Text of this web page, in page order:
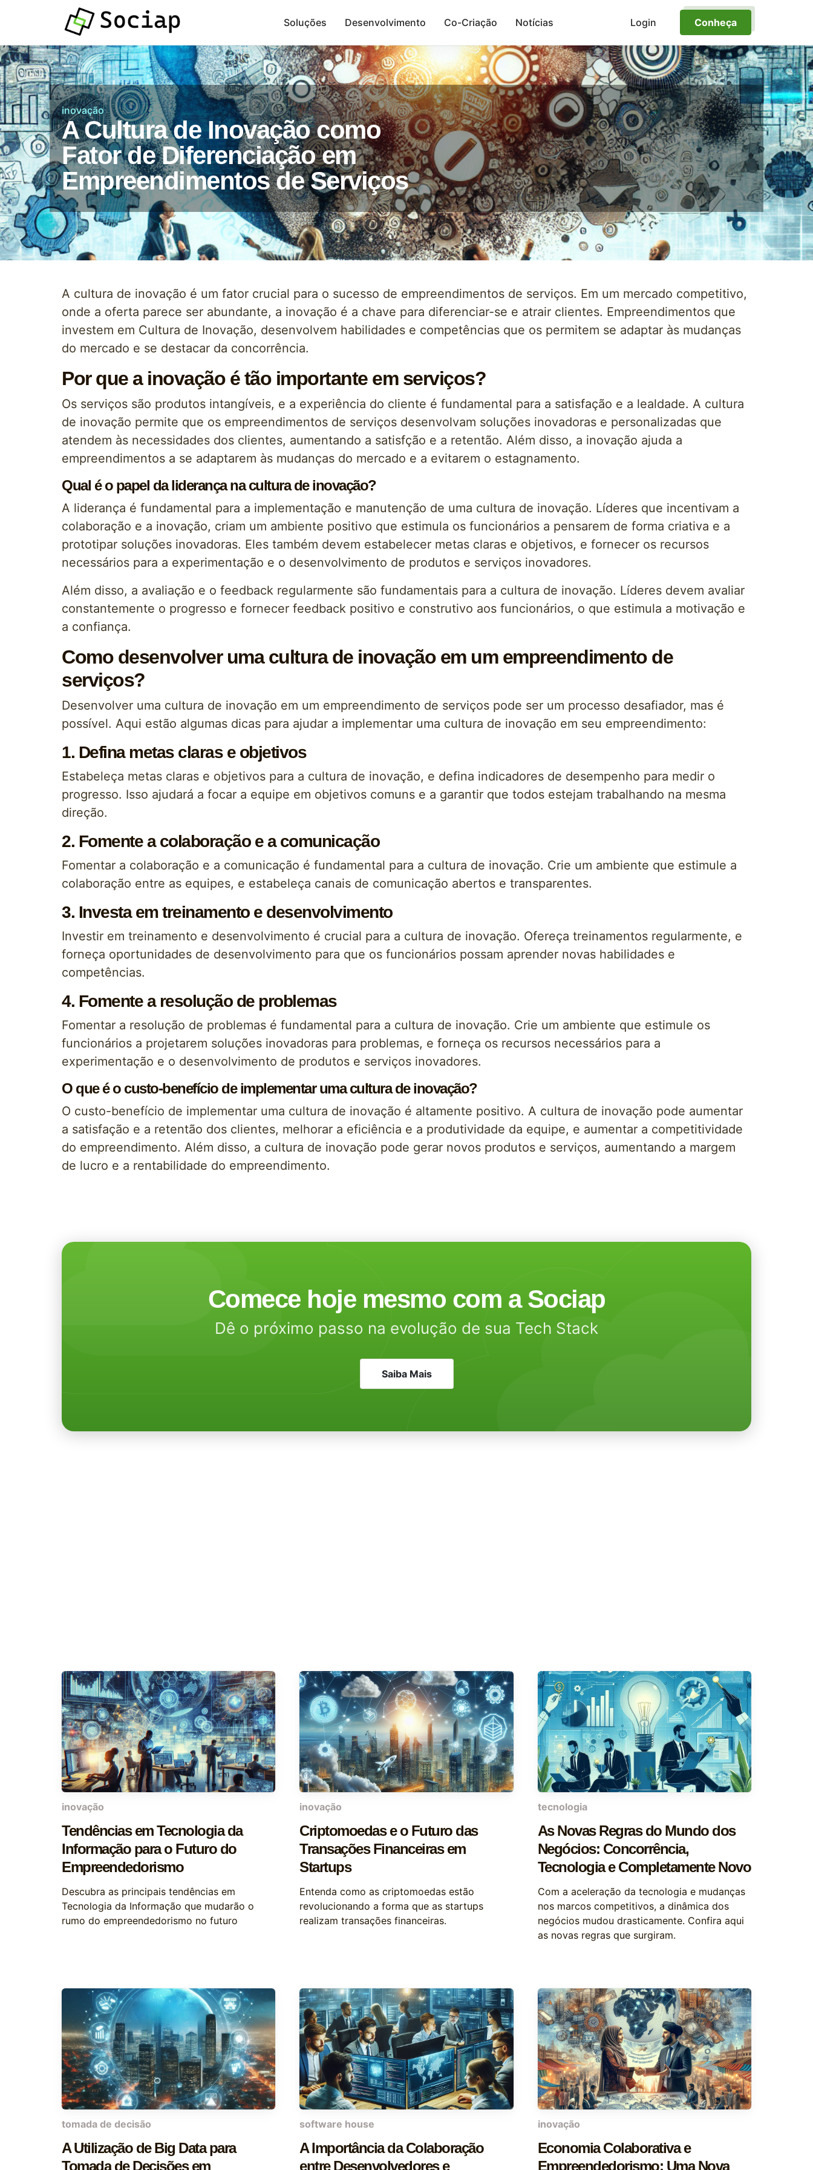
Soluções
Atendimento por
Whatsapp
Presença Digital
Desenvolvimento Co-Criação Notícias Login Conheça
inovação
A Cultura de Inovação como
Fator de Diferenciação em
Empreendimentos de Serviços
A cultura de inovação é um fator crucial para o sucesso de empreendimentos de serviços. Em um mercado competitivo,
onde a oferta parece ser abundante, a inovação é a chave para diferenciar-se e atrair clientes. Empreendimentos que
investem em Cultura de Inovação, desenvolvem habilidades e competências que os permitem se adaptar às mudanças
do mercado e se destacar da concorrência.
Por que a inovação é tão importante em serviços?
Os serviços são produtos intangíveis, e a experiência do cliente é fundamental para a satisfação e a lealdade. A cultura
de inovação permite que os empreendimentos de serviços desenvolvam soluções inovadoras e personalizadas que
atendem às necessidades dos clientes, aumentando a satisfção e a retentão. Além disso, a inovação ajuda a
empreendimentos a se adaptarem às mudanças do mercado e a evitarem o estagnamento.
Qual é o papel da liderança na cultura de inovação?
A liderança é fundamental para a implementação e manutenção de uma cultura de inovação. Líderes que incentivam a
colaboração e a inovação, criam um ambiente positivo que estimula os funcionários a pensarem de forma criativa e a
prototipar soluções inovadoras. Eles também devem estabelecer metas claras e objetivos, e fornecer os recursos
necessários para a experimentação e o desenvolvimento de produtos e serviços inovadores.
Além disso, a avaliação e o feedback regularmente são fundamentais para a cultura de inovação. Líderes devem avaliar
constantemente o progresso e fornecer feedback positivo e construtivo aos funcionários, o que estimula a motivação e
a confiança.
Como desenvolver uma cultura de inovação em um empreendimento de
serviços?
Desenvolver uma cultura de inovação em um empreendimento de serviços pode ser um processo desafiador, mas é
possível. Aqui estão algumas dicas para ajudar a implementar uma cultura de inovação em seu empreendimento:
1. Defina metas claras e objetivos
Estabeleça metas claras e objetivos para a cultura de inovação, e defina indicadores de desempenho para medir o
progresso. Isso ajudará a focar a equipe em objetivos comuns e a garantir que todos estejam trabalhando na mesma
direção.
2. Fomente a colaboração e a comunicação
Fomentar a colaboração e a comunicação é fundamental para a cultura de inovação. Crie um ambiente que estimule a
colaboração entre as equipes, e estabeleça canais de comunicação abertos e transparentes.
3. Investa em treinamento e desenvolvimento
Investir em treinamento e desenvolvimento é crucial para a cultura de inovação. Ofereça treinamentos regularmente, e
forneça oportunidades de desenvolvimento para que os funcionários possam aprender novas habilidades e
competências.
4. Fomente a resolução de problemas
Fomentar a resolução de problemas é fundamental para a cultura de inovação. Crie um ambiente que estimule os
funcionários a projetarem soluções inovadoras para problemas, e forneça os recursos necessários para a
experimentação e o desenvolvimento de produtos e serviços inovadores.
O que é o custo-benefício de implementar uma cultura de inovação?
O custo-benefício de implementar uma cultura de inovação é altamente positivo. A cultura de inovação pode aumentar
a satisfação e a retentão dos clientes, melhorar a eficiência e a produtividade da equipe, e aumentar a competitividade
do empreendimento. Além disso, a cultura de inovação pode gerar novos produtos e serviços, aumentando a margem
de lucro e a rentabilidade do empreendimento.
Comece hoje mesmo com a Sociap
Dê o próximo passo na evolução de sua Tech Stack
Saiba Mais
inovação
Tendências em Tecnologia da
Informação para o Futuro do
Empreendedorismo
Descubra as principais tendências em
Tecnologia da Informação que mudarão o
rumo do empreendedorismo no futuro
inovação
Criptomoedas e o Futuro das
Transações Financeiras em
Startups
Entenda como as criptomoedas estão
revolucionando a forma que as startups
realizam transações financeiras.
tecnologia
As Novas Regras do Mundo dos
Negócios: Concorrência,
Tecnologia e Completamente Novo
Com a aceleração da tecnologia e mudanças
nos marcos competitivos, a dinâmica dos
negócios mudou drasticamente. Confira aqui
as novas regras que surgiram.
tomada de decisão
A Utilização de Big Data para
Tomada de Decisões em
software house
A Importância da Colaboração
entre Desenvolvedores e
inovação
Economia Colaborativa e
Empreendedorismo: Uma Nova